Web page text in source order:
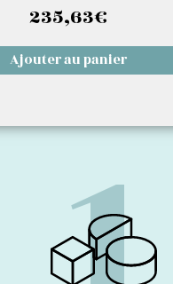
235,63€
Ajouter au panier